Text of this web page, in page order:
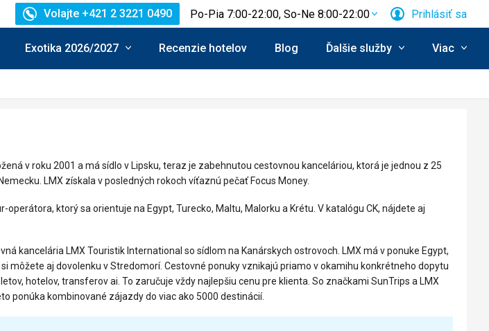
Volajte +421 2 3221 0490 Po-Pia 7:00-22:00, So-Ne 8:00-22:00 Prihlásiť sa
Exotika 2026/2027 Recenzie hotelov Blog Ďalšie služby Viac
v roku 2001 a má sídlo v Lipsku, teraz je zabehnutou cestovnou kanceláriou, ktorá je jednou z 25
LMX získala v posledných rokoch víťaznú pečať Focus Money.
ktorý sa orientuje na Egypt, Turecko, Maltu, Malorku a Krétu. V katalógu CK, nájdete aj
kancelária LMX Touristik International so sídlom na Kanárskych ostrovoch. LMX má v ponuke Egypt,
si môžete aj dovolenku v Stredomorí. Cestovné ponuky vznikajú priamo v okamihu konkrétneho dopytu
hotelov, transferov ai. To zaručuje vždy najlepšiu cenu pre klienta. So značkami SunTrips a LMX
ponúka kombinované zájazdy do viac ako 5000 destinácií.